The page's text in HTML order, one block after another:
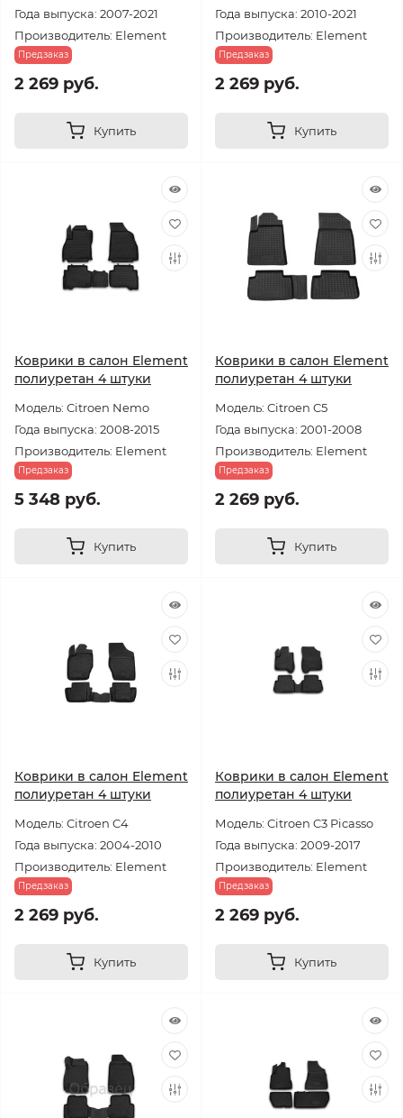
Года выпуска: 2007-2021
Производитель: Element
Предзаказ
2 269 руб.
Купить
Года выпуска: 2010-2021
Производитель: Element
Предзаказ
2 269 руб.
Купить
Коврики в салон Element
полиуретан 4 штуки
Модель: Citroen Nemo
Года выпуска: 2008-2015
Производитель: Element
Предзаказ
5 348 руб.
Купить
Коврики в салон Element
полиуретан 4 штуки
Модель: Citroen C5
Года выпуска: 2001-2008
Производитель: Element
Предзаказ
2 269 руб.
Купить
Коврики в салон Element
полиуретан 4 штуки
Модель: Citroen C4
Года выпуска: 2004-2010
Производитель: Element
Предзаказ
2 269 руб.
Купить
Коврики в салон Element
полиуретан 4 штуки
Модель: Citroen C3 Picasso
Года выпуска: 2009-2017
Производитель: Element
Предзаказ
2 269 руб.
Купить